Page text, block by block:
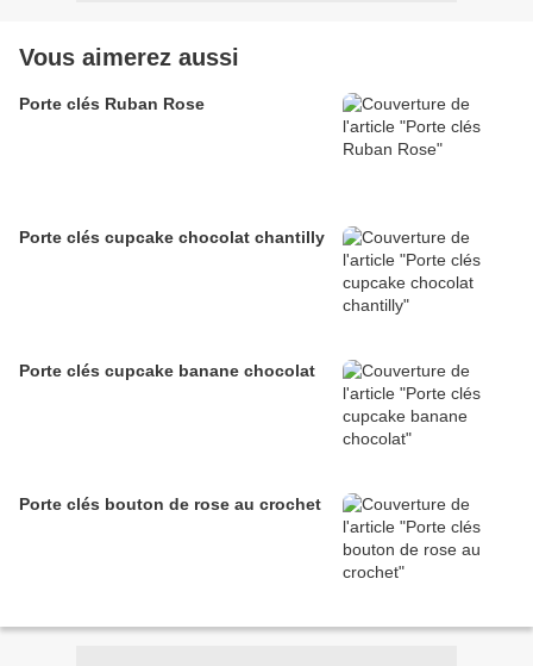
Vous aimerez aussi
Porte clés Ruban Rose
Porte clés cupcake chocolat chantilly
Porte clés cupcake banane chocolat
Porte clés bouton de rose au crochet